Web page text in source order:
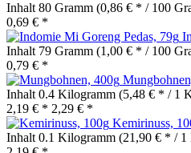
Inhalt 80 Gramm (0,86 € * / 100
0,69 € *
Inhalt 79 Gramm (1,00 € * / 100
0,79 € *
Inhalt 0.4 Kilogramm (5,48 € * / 1
2,19 € * 2,29 € *
Kemirinuss,
Inhalt 0.1 Kilogramm (21,90 € * / 1